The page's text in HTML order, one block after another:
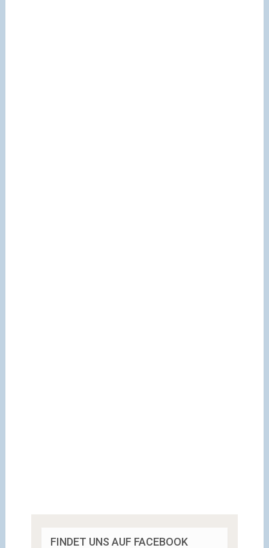
FINDET UNS AUF FACEBOOK